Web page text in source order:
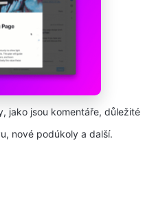
jako jsou komentáře, důležité
nové podúkoly a další.